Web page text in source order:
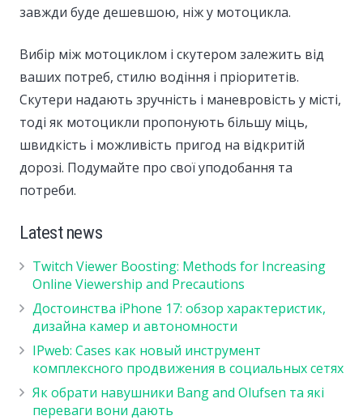
завжди буде дешевшою, ніж у мотоцикла.
Вибір між мотоциклом і скутером залежить від
ваших потреб, стилю водіння і пріоритетів.
Скутери надають зручність і маневровість у місті,
тоді як мотоцикли пропонують більшу міць,
швидкість і можливість пригод на відкритій
дорозі. Подумайте про свої уподобання та
потреби.
Latest news
Twitch Viewer Boosting: Methods for Increasing
Online Viewership and Precautions
Достоинства iPhone 17: обзор характеристик,
дизайна камер и автономности
IPweb: Cases как новый инструмент
комплексного продвижения в социальных сетях
Як обрати навушники Bang and Olufsen та які
переваги вони дають